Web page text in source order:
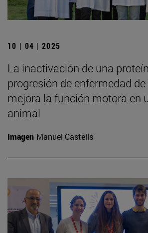
10 | 04 | 2025
La inactivación de una
progresión de enfermedad
mejora la función motora en
animal
Imagen Manuel Castells